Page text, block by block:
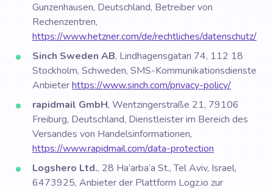
Gunzenhausen, Deutschland, Betreiber von
Rechenzentren,
https://www.hetzner.com/de/rechtliches/datenschutz/
Sinch Sweden AB, Lindhagensgatan 74, 112 18
Stockholm, Schweden, SMS-Kommunikationsdienste
Anbieterhttps://www.sinch.com/privacy-policy/
rapidmail GmbH, Wentzingerstraße 21, 79106
Freiburg, Deutschland, Dienstleister im Bereich des
Versandes von Handelsinformationen,
https://www.rapidmail.com/data-protection
Logshero Ltd., 28 Ha’arba’a St., Tel Aviv, Israel,
6473925, Anbieter der Plattform Logz.io zur